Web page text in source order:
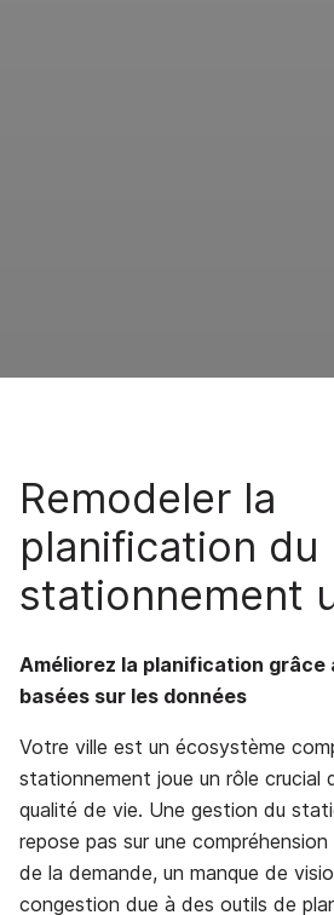
Remodeler la
planification du
stationnement
Améliorez la planification grâce
basées sur les données
Votre ville est un écosystème
stationnement joue un rôle crucial
qualité de vie. Une gestion du
repose pas sur une
de la demande, un manque de
congestion due à des outils de